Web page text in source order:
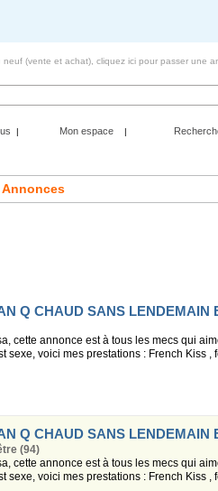
(vente et achat), cliquez ici pour passer une
| Mon espace |
Q CHAUD SANS LENDEMAIN
cette annonce est à tous les mecs qui
sexe, voici mes prestations : French Kiss ,
Q CHAUD SANS LENDEMAIN
(94)
cette annonce est à tous les mecs qui
sexe, voici mes prestations : French Kiss ,